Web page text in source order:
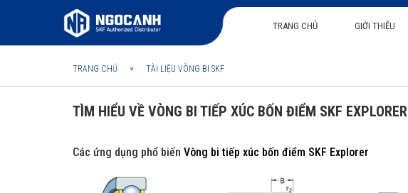
TRANG CHỦ GIỚI THIỆU
TRANG CHỦ TÀI LIỆU VÒNG BI SKF
TÌM HIỂU VỀ VÒNG BI TIẾP XÚC BỐN ĐIỂM SKF EXPLORER
Các ứng dụng phổ biến Vòng bi tiếp xúc bốn điểm SKF Explorer